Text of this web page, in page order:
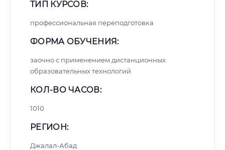
ТИП КУРСОВ:
профессиональная переподготовка
ФОРМА ОБУЧЕНИЯ:
заочно с применением дистанционных
образовательных технологий
КОЛ-ВО ЧАСОВ:
1010
РЕГИОН:
Джалал-Абад